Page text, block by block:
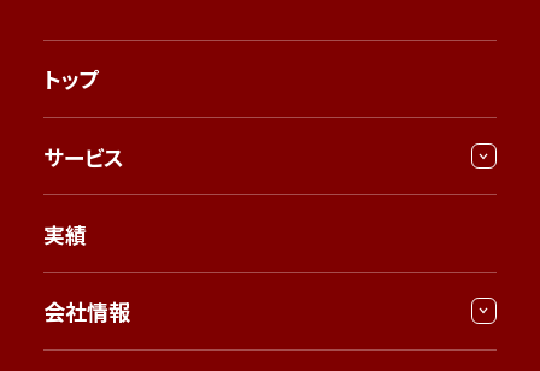
トップ
サービス
実績
会社情報